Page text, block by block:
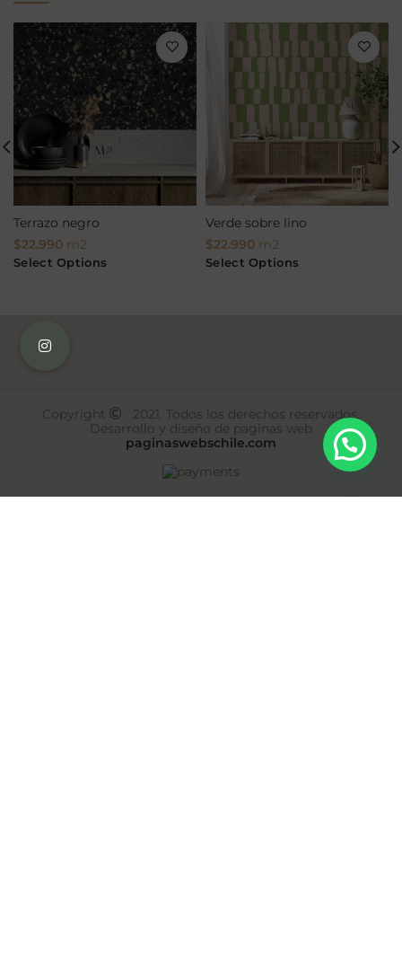
Terrazo negro
$22.990 m2
Select Options
Verde sobre lino
$22.990 m2
Select Options
Copyright
2021. Todos los derechos reservados.
Desarrollo y diseño de paginas web
paginaswebschile.com